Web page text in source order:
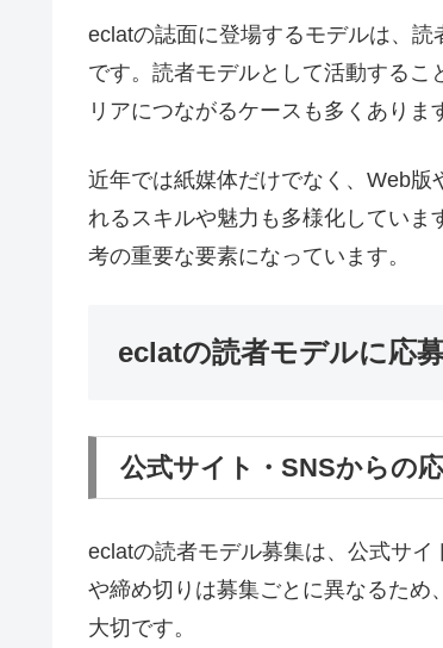
eclatの誌面に登場するモデルは、
です。読者モデルとして活動するこ
リアにつながるケースも多くありま
近年では紙媒体だけでなく、Web
れるスキルや魅力も多様化してい
考の重要な要素になっています。
eclatの読者モデルに応
公式サイト・SNSからの
eclatの読者モデル募集は、公式サ
や締め切りは募集ごとに異なるた
大切です。